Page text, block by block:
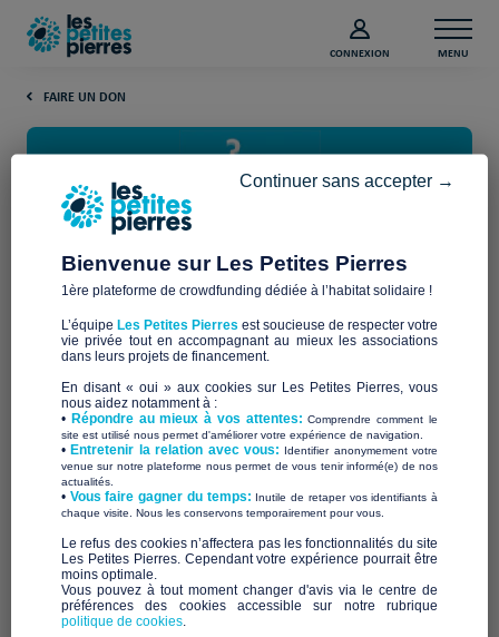
CONNEXION MENU
FAIRE UN DON
Comment collecter des dons en
ligne pour votre association ?
Collecter des donsen ligne
essentiel pour les associations qui souhaitent diversifier leurs
ressources, mobiliser leur communauté et financer leurs
projets plus facilement.
dernier baromètre de la générosité en Francede France
Générosités est sans appel, les dons qui proviennent du
digital continue de progresser (+14% en 2025, soit plus de 3
fois la progression observée tous types de dons confondus)
Que vous souhaitiez financer une action ponctuelle, lancer
Bienvenue sur Les Petites Pierres
1ère plateforme de crowdfunding dédiée à l’habitat solidaire !
L’équipe Les Petites Pierres est soucieuse de respecter votre
vie privée tout en accompagnant au mieux les associations
dans leurs projets de financement.
En disant « oui » aux cookies sur Les Petites Pierres, vous
nous aidez notamment à :
• Répondre au mieux à vos attentes:Comprendre comment le
site est utilisé nous permet d'améliorer votre expérience de navigation.
•Entretenir la relation avec vous: Identifier anonymement votre
venue sur notre plateforme nous permet de vous tenir informé(e) de nos
actualités.
​• Vous faire gagner du temps: Inutile de retaper vos identifiants à
chaque visite. Nous les conservons temporairement pour vous.
​Le refus des cookies n’affectera pas les fonctionnalités du site
Les Petites Pierres. Cependant votre expérience pourrait être
moins optimale.​
Vous pouvez à tout moment changer d'avis via le centre de
préférences des cookies accessible sur notre rubrique
politique de cookies
Continuer sans accepter →